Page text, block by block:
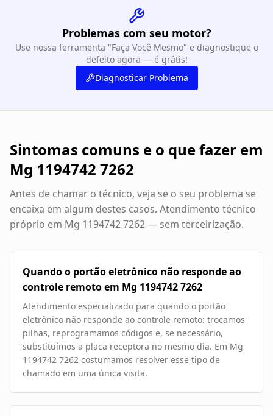
Problemas com seu motor?
Use nossa ferramenta "Faça Você Mesmo" e diagnostique o
defeito agora — é grátis!
Diagnosticar Problema
Sintomas comuns e o que fazer em
Mg 1194742 7262
Antes de chamar o técnico, veja se o seu problema se
encaixa em algum destes casos. Atendimento técnico
próprio em Mg 1194742 7262— sem terceirização.
Quando o portão eletrônico não responde ao
controle remoto em Mg 1194742 7262
Atendimento especializado para quando o portão
eletrônico não responde ao controle remoto: trocamos
pilhas, reprogramamos códigos e, se necessário,
substituímos a placa receptora no mesmo dia. Em Mg
1194742 7262 costumamos resolver esse tipo de
chamado em uma única visita.